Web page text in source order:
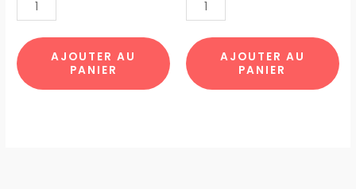
LILIES
10pcs
AJOUTER AU
PANIER
TOTE5
10pcs
AJOUTER AU
PANIER